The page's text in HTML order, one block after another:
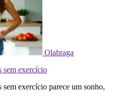
Olahraga
sem exercício
exercício parece um sonho,